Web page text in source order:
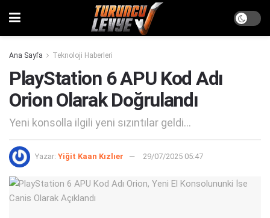
Ana Sayfa Teknoloji Haberleri
PlayStation 6 APU Kod Adı
Orion Olarak Doğrulandı
Yeni konsolla ilgili yeni sızıntılar geldi...
Yazar: Yiğit Kaan Kızlıer 29/07/2025 05:47